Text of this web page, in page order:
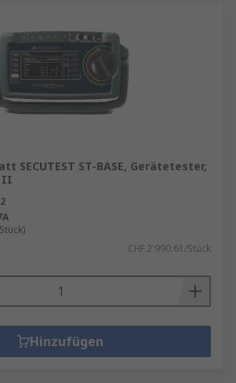
SECUTEST ST-BASE, Gerätetester,
II
CHF.2'990.61/Stück
Hinzufügen